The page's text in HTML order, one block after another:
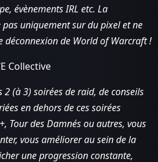
évènements IRL etc. La
pas uniquement sur du pixel et ne
déconnexion de World of Warcraft !
Collective
2 (à 3) soirées de raid, de conseils
en dehors de ces soirées
Tour des Damnés ou autres, vous
vous améliorer au sein de la
une progression constante,